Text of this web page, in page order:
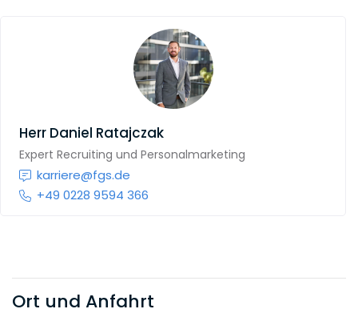
Herr Daniel Ratajczak
Expert Recruiting und Personalmarketing
karriere@fgs.de
+49 0228 9594 366
Ort und Anfahrt